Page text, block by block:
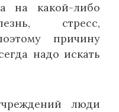
на какой-либо
стресс,
причину
надо искать
люди